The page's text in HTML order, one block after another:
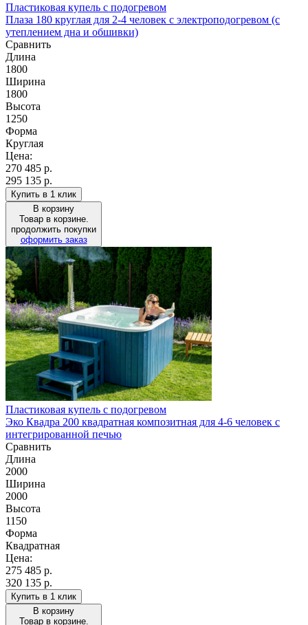
Пластиковая купель с подогревом
Плаза 180 круглая для 2-4 человек с электроподогревом (с
утеплением дна и обшивки)
Сравнить
Длина
1800
Ширина
1800
Высота
1250
Форма
Круглая
Цена:
270 485 р.
295 135 р.
Купить в 1 клик
В корзину
Товар в корзине.
продолжить покупки
оформить заказ
Пластиковая купель с подогревом
Эко Квадра 200 квадратная композитная для 4-6 человек с
интегрированной печью
Сравнить
Длина
2000
Ширина
2000
Высота
1150
Форма
Квадратная
Цена:
275 485 р.
320 135 р.
Купить в 1 клик
В корзину
Товар в корзине.